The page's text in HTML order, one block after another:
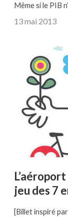
Même si le PIB
13 mai 2013
jeu des 7
[Billet inspiré